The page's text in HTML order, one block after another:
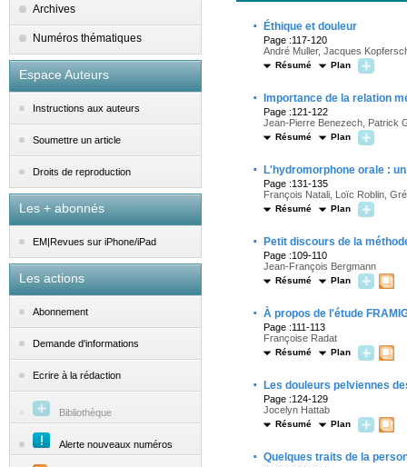
Archives
Numéros thématiques
Espace Auteurs
Instructions aux auteurs
Soumettre un article
Droits de reproduction
Les + abonnés
EM|Revues sur iPhone/iPad
Les actions
Abonnement
Demande d'informations
Ecrire à la rédaction
Bibliothèque
Alerte nouveaux numéros
· Éthique et douleur
Page :117-120
André Muller, Jacques
Résumé Plan
· Importance de la relation
Page :121-122
Jean-Pierre Benezech, Patrick
Résumé Plan
· L'hydromorphone orale :
Page :131-135
François Natali, Loïc Roblin,
Résumé Plan
· Petit discours de la
Page :109-110
Jean-François Bergmann
Résumé Plan
· À propos de l'étude
Page :111-113
Françoise Radat
Résumé Plan
· Les douleurs pelviennes
Page :124-129
Jocelyn Hattab
Résumé Plan
· Quelques traits de la